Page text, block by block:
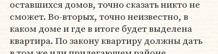
оставшихся домов, точно сказать никто не
сможет. Во-вторых, точно неизвестно, в
каком доме и где в итоге будет выделена
квартира. По закону квартиру должны дать